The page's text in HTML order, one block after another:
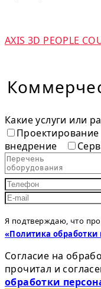
AXIS 3D PEOPLE
Какие услуги или
Проектирование
внедрение
Я подтверждаю, что
«Политика
Согласие на
прочитал и
обработки